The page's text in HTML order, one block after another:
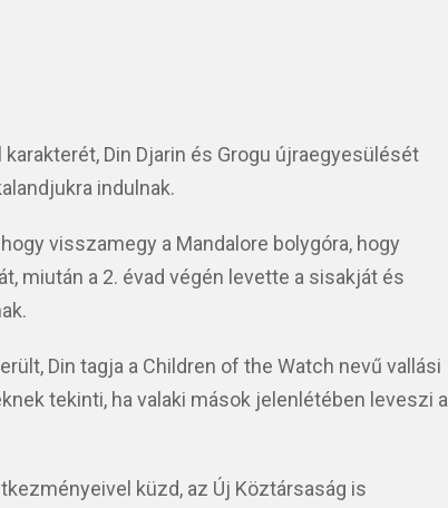
Din Djarin és Grogu újraegyesülését
indulnak.
visszamegy a Mandalore bolygóra, hogy
miután a 2. évad végén levette a sisakját és
Din tagja a Children of the Watch nevű vallási
tekinti, ha valaki mások jelenlétében leveszi a
küzd, az Új Köztársaság is